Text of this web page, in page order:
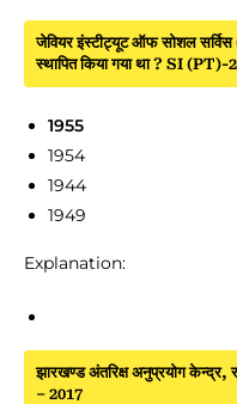
जेवियर इंस्टीट्यूट ऑफ सोशल सर्विस
स्थापित किया गया था ? SI (PT)-
1955
1954
1944
1949
Explanation:
झारखण्ड अंतरिक्ष अनुप्रयोग केन्द्र,
– 2017